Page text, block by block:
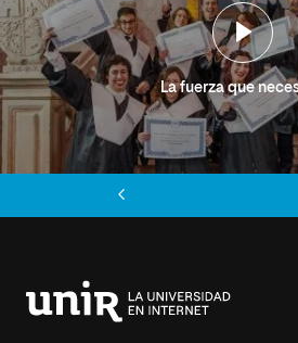
La fuerza que